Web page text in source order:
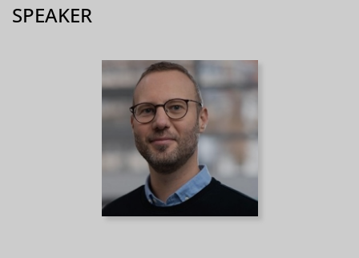
SPEAKER